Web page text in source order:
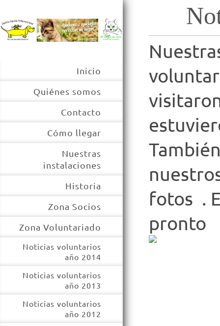
Inicio
Quiénes somos
Contacto
Cómo llegar
Nuestras
instalaciones
Historia
Zona Socios
Zona Voluntariado
Noticias voluntarios
año 2014
Noticias voluntarios
año 2013
Noticias voluntarios
año 2012
fotos .
pronto